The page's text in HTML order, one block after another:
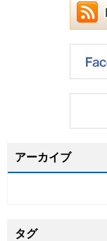
アーカイブ
タグ